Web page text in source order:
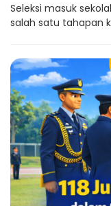
Seleksi masuk
salah satu tahapan